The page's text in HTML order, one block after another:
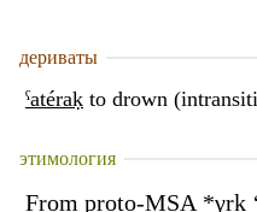
дериваты
ˁatéraḳ to drown
этимология
From proto-MSA *γrḳ